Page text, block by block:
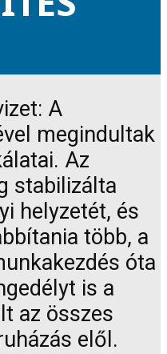
A
megindultak
Az
stabilizálta
helyzetét, és
több, a
óta
is a
az összes
elől.